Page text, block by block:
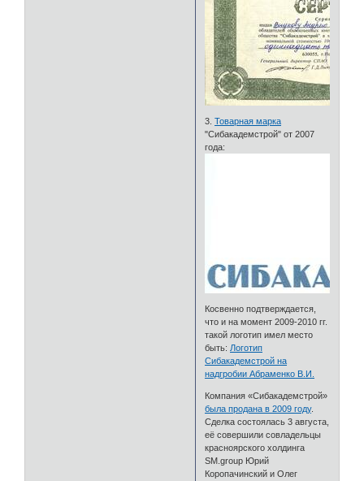
3.Товарная марка
"Сибакадемстрой" от 2007
года:
Косвенно подтверждается,
что и на момент 2009-2010 гг.
такой логотип имел место
быть:Логотип
Сибакадемстрой на
надгробии Абраменко В.И.
Компания «Сибакадемстрой»
была продана в 2009 году.
Сделка состоялась 3 августа,
её совершили совладельцы
красноярского холдинга
SM.group Юрий
Коропачинский и Олег